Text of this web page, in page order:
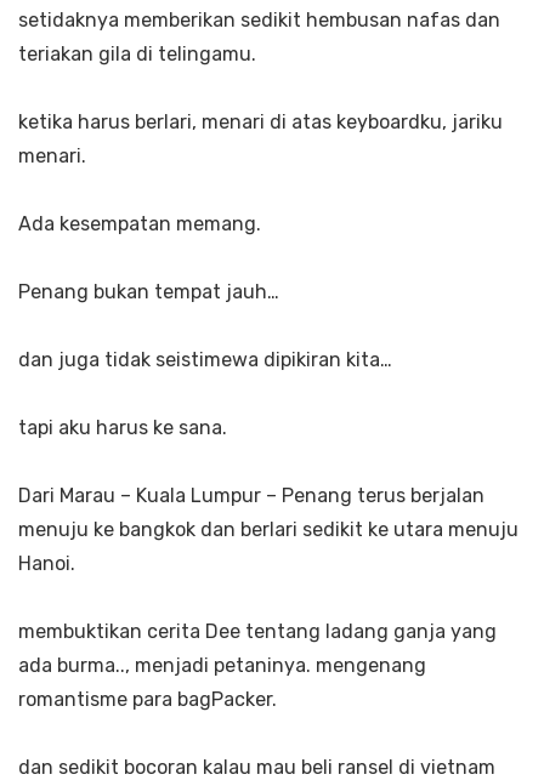
setidaknya memberikan sedikit hembusan nafas dan
teriakan gila di telingamu.
ketika harus berlari, menari di atas keyboardku, jariku
menari.
Ada kesempatan memang.
Penang bukan tempat jauh…
dan juga tidak seistimewa dipikiran kita…
tapi aku harus ke sana.
Dari Marau – Kuala Lumpur – Penang terus berjalan
menuju ke bangkok dan berlari sedikit ke utara menuju
Hanoi.
membuktikan cerita Dee tentang ladang ganja yang
ada burma.., menjadi petaninya. mengenang
romantisme para bagPacker.
dan sedikit bocoran kalau mau beli ransel di vietnam